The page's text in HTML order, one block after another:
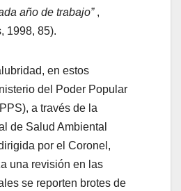
año de trabajo”,
1998, 85).
en estos
del Poder Popular
a través de la
de Salud Ambiental
por el Coronel,
una revisión en las
se reporten brotes de